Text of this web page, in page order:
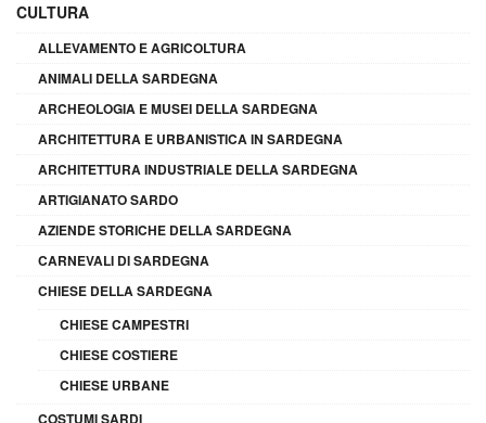
CULTURA
ALLEVAMENTO E AGRICOLTURA
ANIMALI DELLA SARDEGNA
ARCHEOLOGIA E MUSEI DELLA SARDEGNA
ARCHITETTURA E URBANISTICA IN SARDEGNA
ARCHITETTURA INDUSTRIALE DELLA SARDEGNA
ARTIGIANATO SARDO
AZIENDE STORICHE DELLA SARDEGNA
CARNEVALI DI SARDEGNA
CHIESE DELLA SARDEGNA
CHIESE CAMPESTRI
CHIESE COSTIERE
CHIESE URBANE
COSTUMI SARDI